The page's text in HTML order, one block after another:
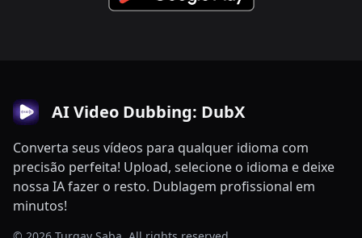
AI Video Dubbing: DubX
Converta seus vídeos para qualquer idioma com
precisão perfeita! Upload, selecione o idioma e deixe
nossa IA fazer o resto. Dublagem profissional em
minutos!